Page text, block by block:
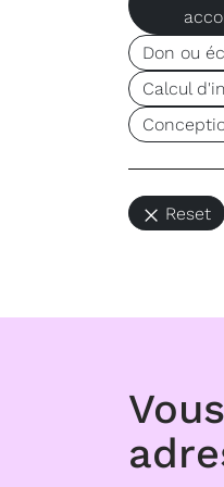
Don ou
Calcul
Reset